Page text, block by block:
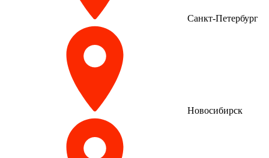
Санкт-Петербург
Новосибирск